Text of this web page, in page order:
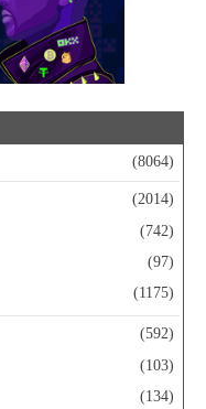
(8064)
(2014)
(742)
(97)
(1175)
(592)
(103)
(134)